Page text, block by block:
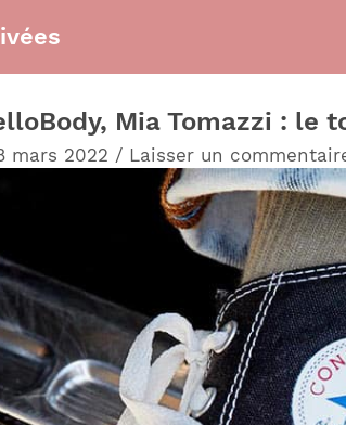
Mia Tomazzi : le
mars 2022 / Laisser un